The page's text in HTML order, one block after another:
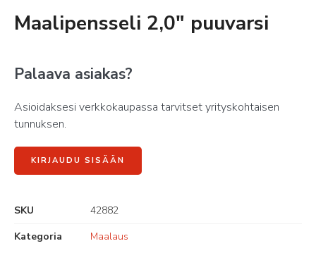
Maalipensseli 2,0″ puuvarsi
Palaava asiakas?
Asioidaksesi verkkokaupassa tarvitset yrityskohtaisen
tunnuksen.
KIRJAUDU SISÄÄN
SKU
42882
Kategoria
Maalaus